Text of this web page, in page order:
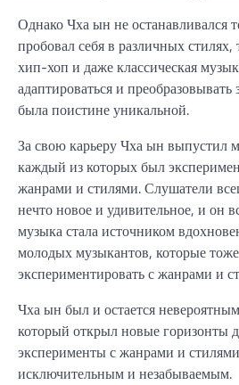
Однако Чха ын не останавливался
пробовал себя в различных
хип-хоп и даже классическая
адаптироваться и
была поистине уникальной.
За свою карьеру Чха ын выпустил
каждый из которых был
жанрами и стилями. Слушатели
нечто новое и удивительное, и он
музыка стала источником
молодых музыкантов, которые
экспериментировать с жанрами и
Чха ын был и остается
который открыл новые горизонты
эксперименты с жанрами и
исключительным и незабываемым.